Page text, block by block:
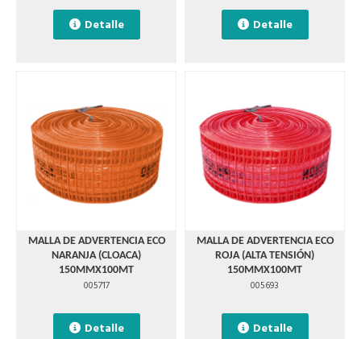
Detalle Detalle
MALLA DE ADVERTENCIA ECO
NARANJA (CLOACA)
150MMX100MT
005717
Detalle
MALLA DE ADVERTENCIA ECO
ROJA (ALTA TENSIÓN)
150MMX100MT
005693
Detalle